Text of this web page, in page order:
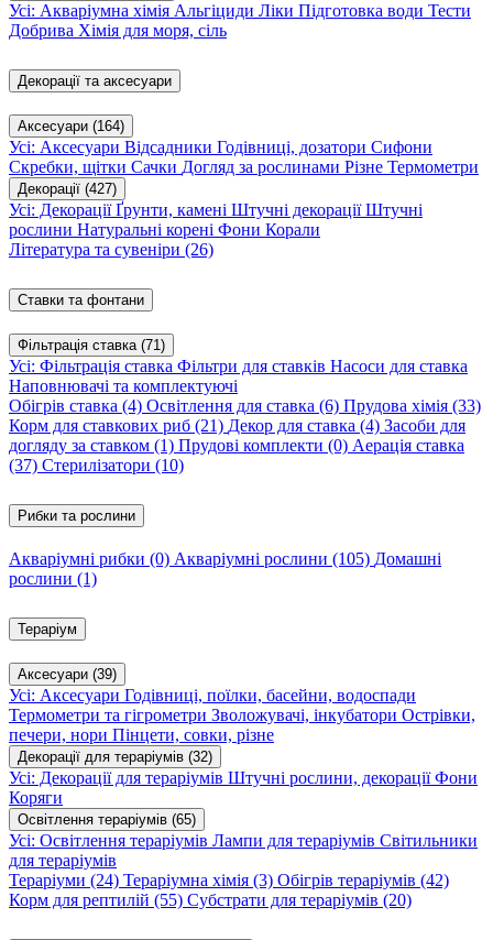
Усі: Акваріумна хімія Альгіциди Ліки Підготовка води Тести
Добрива Хімія для моря, сіль
Декорації та аксесуари
Аксесуари (164)
Усі: Аксесуари Відсадники Годівниці, дозатори Сифони
Скребки, щітки Сачки Догляд за рослинами Різне Термометри
Декорації (427)
Усі: ДекораціїҐрунти, камені Штучні декораціїШтучні
рослини Натуральні корені Фони Корали
Література та сувеніри (26)
Ставки та фонтани
Фільтрація ставка (71)
Усі: Фільтрація ставка Фільтри для ставків Насоси для ставка
Наповнювачі та комплектуючі
Обігрів ставка (4) Освітлення для ставка (6) Прудова хімія (33)
Корм для ставкових риб (21) Декор для ставка (4) Засоби для
догляду за ставком (1) Прудові комплекти (0) Аерація ставка
(37) Стерилізатори (10)
Рибки та рослини
Акваріумні рибки (0) Акваріумні рослини (105) Домашні
рослини (1)
Тераріум
Аксесуари (39)
Усі: Аксесуари Годівниці, поїлки, басейни, водоспади
Термометри та гігрометри Зволожувачі, інкубатори Острівки,
печери, нори Пінцети, совки, різне
Декорації для тераріумів (32)
Усі: Декорації для тераріумів Штучні рослини, декораціїФони
Коряги
Освітлення тераріумів (65)
Усі: Освітлення тераріумів Лампи для тераріумів Світильники
для тераріумів
Тераріуми (24) Тераріумна хімія (3) Обігрів тераріумів (42)
Корм для рептилій (55) Субстрати для тераріумів (20)